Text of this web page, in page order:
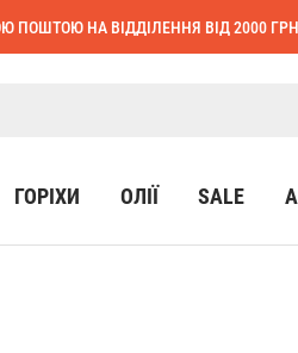
ПОШТОЮ НА ВІДДІЛЕННЯ ВІД 2000 ГРН
ГОРІХИ ОЛІЇ SALE